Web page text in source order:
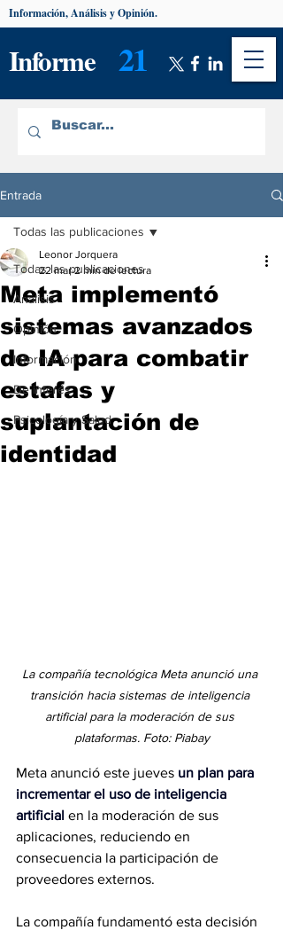
Informe 21
Información, Análisis y Opinión.
Entrada
Todas las publicaciones
Análisis
Opinión
Información
De interés
Psicología y Salud
Todas las publicaciones
Meta implementó
sistemas avanzados
de IA para combatir
estafas y
suplantación de
identidad
Leonor Jorquera
22 mar 2 min de lectura
La compañía tecnológica Meta anunció una
transición hacia sistemas de inteligencia
artificial para la moderación de sus
plataformas. Foto: Piabay
Meta anunció este jueves un plan para
incrementar el uso de inteligencia
artificial en la moderación de sus
aplicaciones, reduciendo en
consecuencia la participación de
proveedores externos.
La compañía fundamentó esta decisión